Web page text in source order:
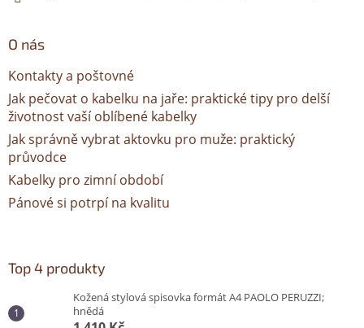
O nás
Kontakty a poštovné
Jak pečovat o kabelku na jaře: praktické tipy pro delší
životnost vaší oblíbené kabelky
Jak správně vybrat aktovku pro muže: praktický
průvodce
Kabelky pro zimní období
Pánové si potrpí na kvalitu
Top 4 produkty
Kožená stylová spisovka formát A4 PAOLO PERUZZI;
hnědá